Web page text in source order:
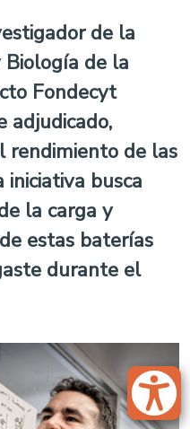
de la
de la
Fondecyt
adjudicado,
rendimiento de las
busca
la carga y
estas baterías
durante el